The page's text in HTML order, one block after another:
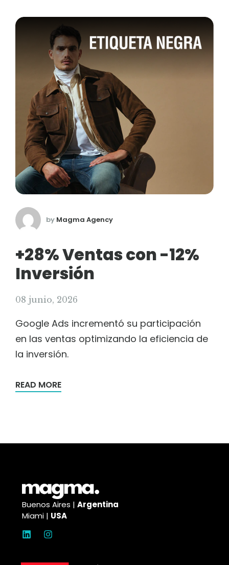
by Magma Agency
+28% Ventas con -12%
Inversión
08 junio, 2026
Google Ads incrementó su participación
en las ventas optimizando la eficiencia de
la inversión.
READ MORE
Buenos Aires | Argentina
Miami | USA